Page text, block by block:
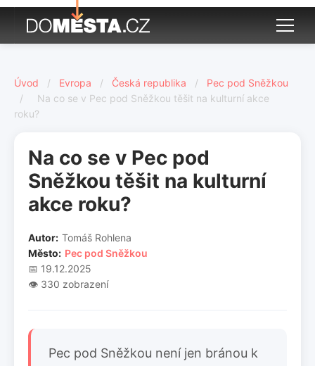
Úvod / Evropa / Česká republika /
Pec pod Sněžkou
/
Na co se v Pec pod Sněžkou těšit na kulturní akce
roku?
Na co se v Pec pod
Sněžkou těšit na kulturní
akce roku?
Autor: Tomáš Rohlena
Město: Pec pod Sněžkou
📅 19.12.2025
👁️ 330 zobrazení
Pec pod Sněžkou není jen bránou k